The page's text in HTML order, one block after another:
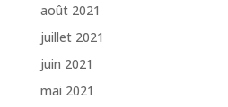
août 2021
juillet 2021
juin 2021
mai 2021